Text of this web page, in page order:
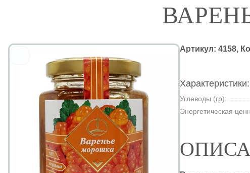
Артикул: 4158,
Характеристики:
Углеводы (гр):
Энергетическая